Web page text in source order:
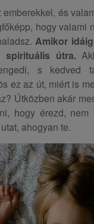
és
hogy valami
Amikor
útra.
s kedved
ez az út, miért is
Útközben akár
hogy érezd,
ahogyan te.